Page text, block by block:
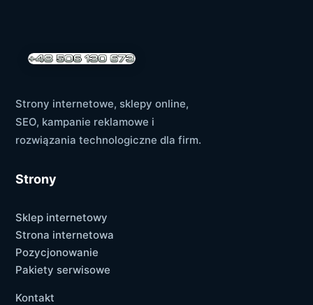
Strony internetowe, sklepy online,
SEO, kampanie reklamowe i
rozwiązania technologiczne dla firm.
Strony
Sklep internetowy
Strona internetowa
Pozycjonowanie
Pakiety serwisowe
Kontakt